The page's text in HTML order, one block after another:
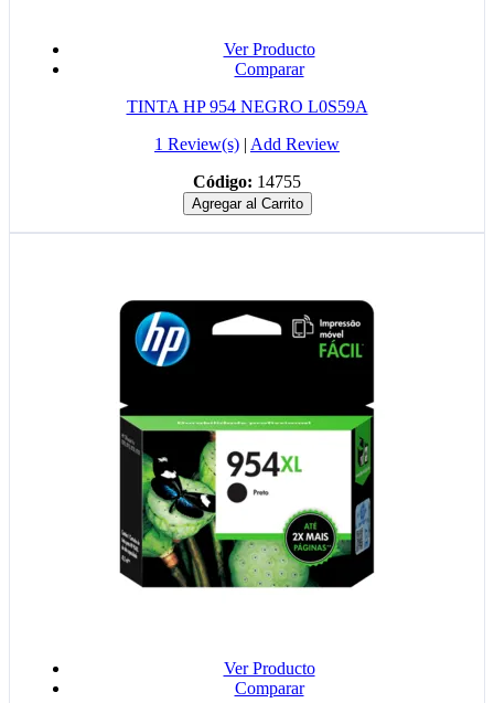
Ver Producto
Comparar
TINTA HP 954 NEGRO L0S59A
1 Review(s) | Add Review
Código: 14755
Agregar al Carrito
Ver Producto
Comparar